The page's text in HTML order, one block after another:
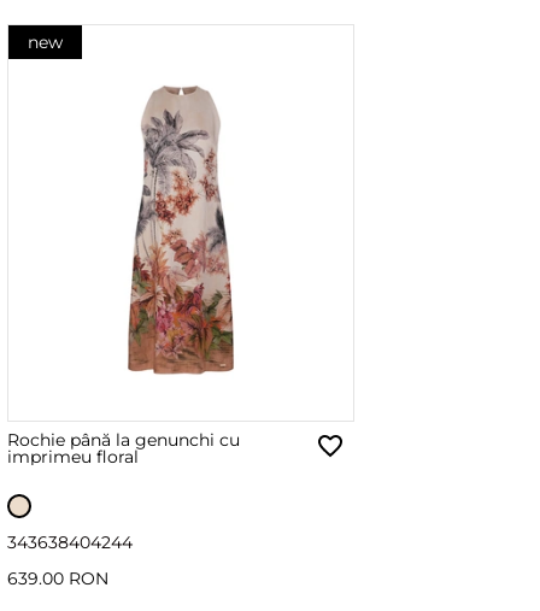
new
Rochie până la genunchi cu
imprimeu floral
343638404244
639.00 RON